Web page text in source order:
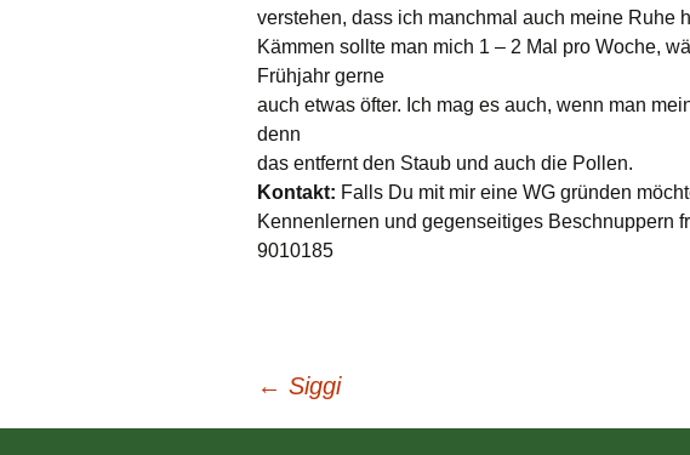
verstehen, dass ich manchmal auch meine Ruhe
Kämmen sollte man mich 1 – 2 Mal pro Woche,
Frühjahr gerne
auch etwas öfter. Ich mag es auch, wenn man
denn
das entfernt den Staub und auch die Pollen.
Kontakt: Falls Du mit mir eine WG gründen
Kennenlernen und gegenseitiges Beschnuppern
9010185
Beitragsnavigation
← Siggi